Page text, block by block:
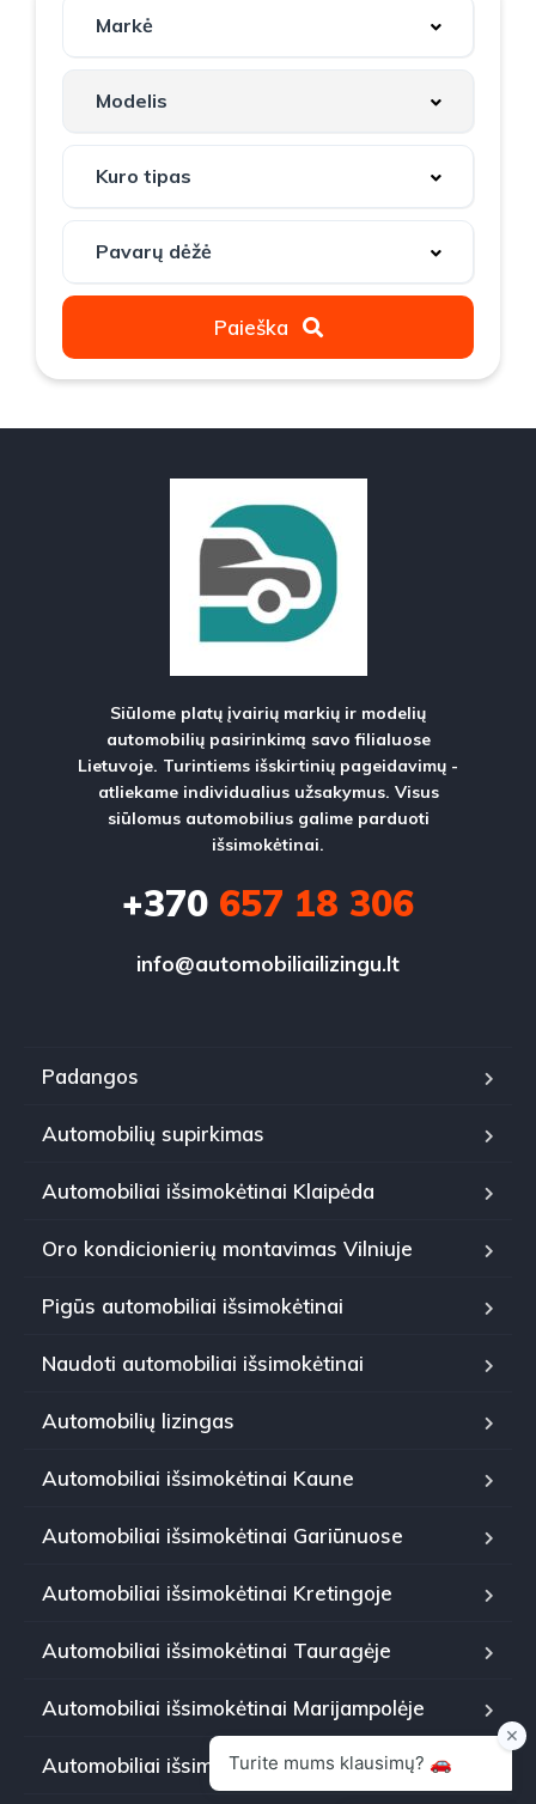
Paieška
Siūlome platų įvairių markių ir modelių
automobilių pasirinkimą savo filialuose
Lietuvoje. Turintiems išskirtinių pageidavimų -
atliekame individualius užsakymus. Visus
siūlomus automobilius galime parduoti
išsimokėtinai.
+370 657 18 306
info@automobiliailizingu.lt
Padangos
Automobilių supirkimas
Automobiliai išsimokėtinai Klaipėda
Oro kondicionierių montavimas Vilniuje
Pigūs automobiliai išsimokėtinai
Naudoti automobiliai išsimokėtinai
Automobilių lizingas
Automobiliai išsimokėtinai Kaune
Automobiliai išsimokėtinai Gariūnuose
Automobiliai išsimokėtinai Kretingoje
Automobiliai išsimokėtinai Tauragėje
Automobiliai išsimokėtinai Marijampolėje
Automobiliai išsimokėtinai Panevėžyje